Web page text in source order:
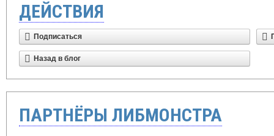
ДЕЙСТВИЯ
Подписаться
Назад в блог
ПАРТНЁРЫ ЛИБМОНСТРА